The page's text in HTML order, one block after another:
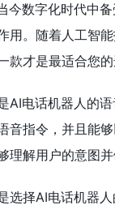
今数字化时代中
用。随着人工智
款才是最适合您的
AI电话机器人的
音指令，并且能
理解用户的意图并
选择AI电话机器